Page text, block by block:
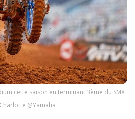
cette saison en terminant 3ème du SMX
@Yamaha